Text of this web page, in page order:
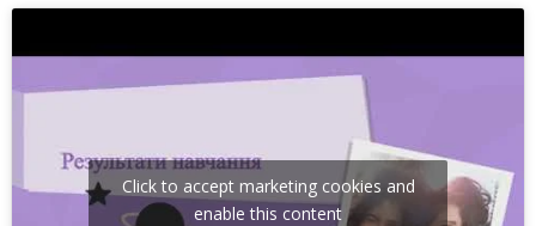
Click to accept marketing cookies and
enable this content